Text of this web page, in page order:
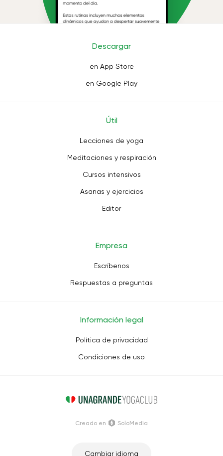
Descargar
en App Store
en Google Play
Útil
Lecciones de yoga
Meditaciones y respiración
Cursos intensivos
Asanas y ejercicios
Editor
Empresa
Escríbenos
Respuestas a preguntas
Información legal
Política de privacidad
Condiciones de uso
Cambiar idioma
Creado en SoloMedia